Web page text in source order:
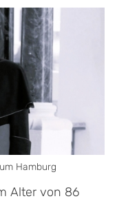
Hamburg
Alter von 86